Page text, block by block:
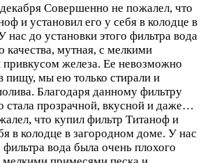
Совершенно не пожалел, что
и установил его у себя в колодце в
до установки этого фильтра вода
качества, мутная, с мелкими
железа. Ее невозможно
пищу, мы ею только стирали и
Благодаря данному фильтру
стала прозрачной, вкусной и даже…
что купил фильтр Титаноф и
в колодце в загородном доме. У нас
фильтра вода была очень плохого